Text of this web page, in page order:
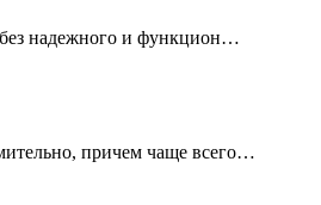
надежного и функцион…
причем чаще всего…